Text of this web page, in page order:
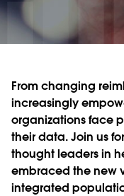
From changing
increasingly
organizations face
their data. Join us
thought leaders in
embraced the new
integrated